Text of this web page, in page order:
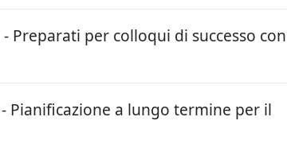
- Preparati per colloqui di successo con
- Pianificazione a lungo termine per il